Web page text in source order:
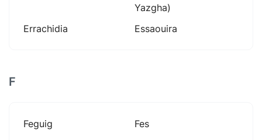
Yazgha)
Errachidia
Essaouira
F
Feguig
Fes